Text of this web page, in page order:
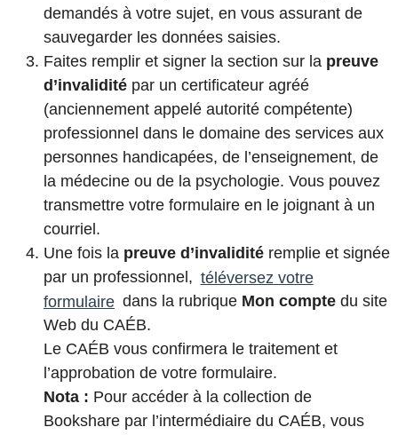
demandés à votre sujet, en vous assurant de
sauvegarder les données saisies.
Faites remplir et signer la section sur la preuve
d’invalidité par un certificateur agréé
(anciennement appelé autorité compétente)
professionnel dans le domaine des services aux
personnes handicapées, de l’enseignement, de
la médecine ou de la psychologie. Vous pouvez
transmettre votre formulaire en le joignant à un
courriel.
Une fois la preuve d’invalidité remplie et signée
par un professionnel, téléversez votre
formulaire dans la rubrique Mon comptedu site
Web du CAÉB.
Le CAÉB vous confirmera le traitement et
l’approbation de votre formulaire.
Nota : Pour accéder à la collection de
Bookshare par l’intermédiaire du CAÉB, vous